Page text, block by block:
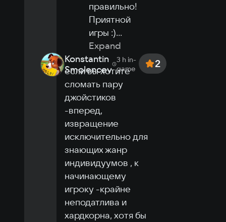
правильно!
Приятной
игры :)...
Expand
Konstantin
Smolencev
3 h in-
game
2
если вы хотите
сломать пару
джойстиков
-вперед,
извращение
исключительно для
знающих жанр
индивидуумов , к
начинающему
игроку -крайне
неподатлива и
хардкорна, хотя бы